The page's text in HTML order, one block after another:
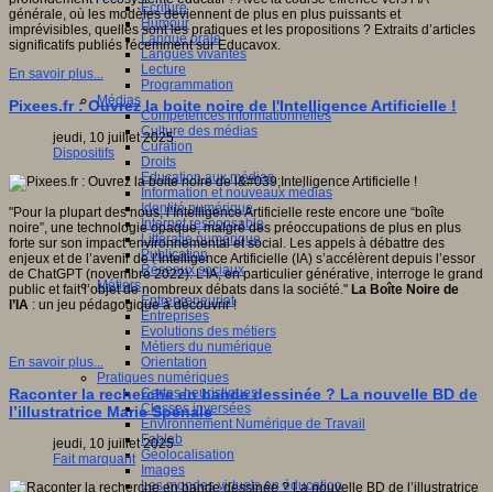
Ecriture
Humour
Langue orale
Langues vivantes
Lecture
Programmation
Médias
Compétences informationnelles
Culture des médias
Curation
Droits
Education aux médias
Information et nouveaux médias
Identité numérique
Internet responsable
Littératie numérique
Publication
Réseaux sociaux
Métiers
Entrepreneuriat
Entreprises
Evolutions des métiers
Métiers du numérique
Orientation
Pratiques numériques
Cartes heuristiques
Classes inversées
Environnement Numérique de Travail
Fablab
Géolocalisation
Images
Les mondes virtuels en éducation
générale, où les modèles deviennent de plus en plus puissants et
imprévisibles, quelles sont les pratiques et les propositions ? Extraits d’articles
significatifs publiés récemment sur Educavox.
En savoir plus...
Pixees.fr : Ouvrez la boite noire de l'Intelligence Artificielle !
jeudi, 10 juillet 2025
Dispositifs
"Pour la plupart des nous, l’Intelligence Artificielle reste encore une “boîte
noire”, une technologie opaque, malgré des préoccupations de plus en plus
forte sur son impact environnemental et social. Les appels à débattre des
enjeux et de l’avenir de l’Intelligence Artificielle (IA) s’accélèrent depuis l’essor
de ChatGPT (novembre 2022). L’IA, en particulier générative, interroge le grand
public et fait l’objet de nombreux débats dans la société." La Boîte Noire de
l’IA : un jeu pédagogique à découvrir !
En savoir plus...
Raconter la recherche en bande dessinée ? La nouvelle BD de
l’illustratrice Marie Spénale
jeudi, 10 juillet 2025
Fait marquant